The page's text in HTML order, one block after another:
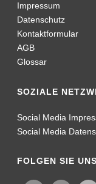
Impressum
Datenschutz
Kontaktformular
AGB
Glossar
SOZIALE
Social Media
Social Media
FOLGEN SIE UNS